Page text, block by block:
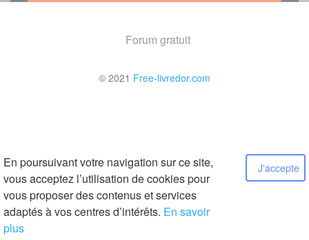
En poursuivant votre navigation sur ce site,
vous acceptez l’utilisation de cookies pour
vous proposer des contenus et services
adaptés à vos centres d’intérêts. En savoir
plus
J'accepte
Forum gratuit
© 2021 Free-livredor.com